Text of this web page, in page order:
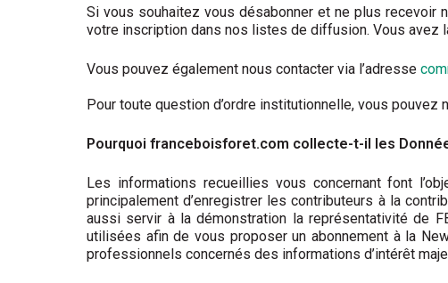
Si vous souhaitez vous désabonner et ne plus
votre inscription dans nos listes de diffusion. Vous avez
Vous pouvez également nous contacter via l’adresse
Pour toute question d’ordre institutionnelle, vous pouvez
Pourquoi franceboisforet.com collecte-t-il les
Les informations recueillies vous concernant font
principalement d’enregistrer les contributeurs à la
aussi servir à la démonstration la représentativité de
utilisées afin de vous proposer un abonnement à la
professionnels concernés des informations d’intérêt